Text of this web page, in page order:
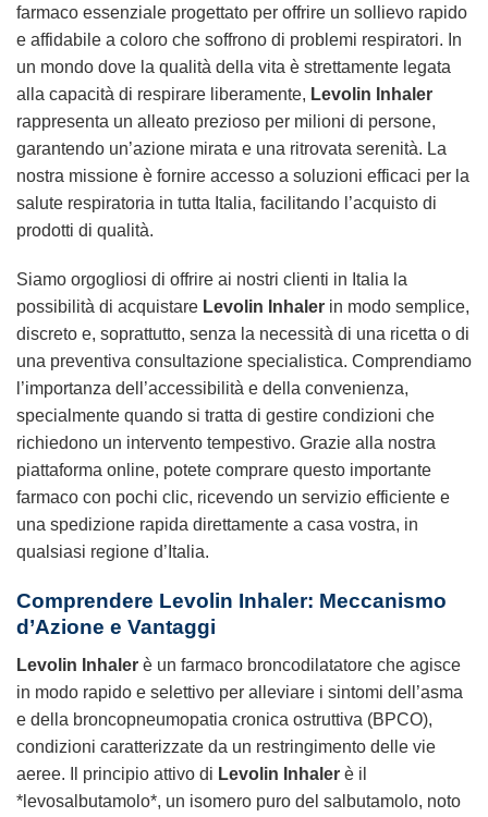
farmaco essenziale progettato per offrire un sollievo rapido
e affidabile a coloro che soffrono di problemi respiratori. In
un mondo dove la qualità della vita è strettamente legata
alla capacità di respirare liberamente, Levolin Inhaler
rappresenta un alleato prezioso per milioni di persone,
garantendo un’azione mirata e una ritrovata serenità. La
nostra missione è fornire accesso a soluzioni efficaci per la
salute respiratoria in tutta Italia, facilitando l’acquisto di
prodotti di qualità.
Siamo orgogliosi di offrire ai nostri clienti in Italia la
possibilità di acquistare Levolin Inhaler in modo semplice,
discreto e, soprattutto, senza la necessità di una ricetta o di
una preventiva consultazione specialistica. Comprendiamo
l’importanza dell’accessibilità e della convenienza,
specialmente quando si tratta di gestire condizioni che
richiedono un intervento tempestivo. Grazie alla nostra
piattaforma online, potete comprare questo importante
farmaco con pochi clic, ricevendo un servizio efficiente e
una spedizione rapida direttamente a casa vostra, in
qualsiasi regione d’Italia.
Comprendere Levolin Inhaler: Meccanismo
d’Azione e Vantaggi
Levolin Inhaler è un farmaco broncodilatatore che agisce
in modo rapido e selettivo per alleviare i sintomi dell’asma
e della broncopneumopatia cronica ostruttiva (BPCO),
condizioni caratterizzate da un restringimento delle vie
aeree. Il principio attivo di Levolin Inhaler è il
*levosalbutamolo*, un isomero puro del salbutamolo, noto